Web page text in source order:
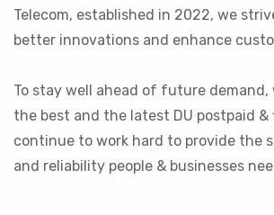
Telecom, established in 2022, we
better innovations and enhance
To stay well ahead of future demand,
the best and the latest DU postpaid &
continue to work hard to provide the
and reliability people & businesses